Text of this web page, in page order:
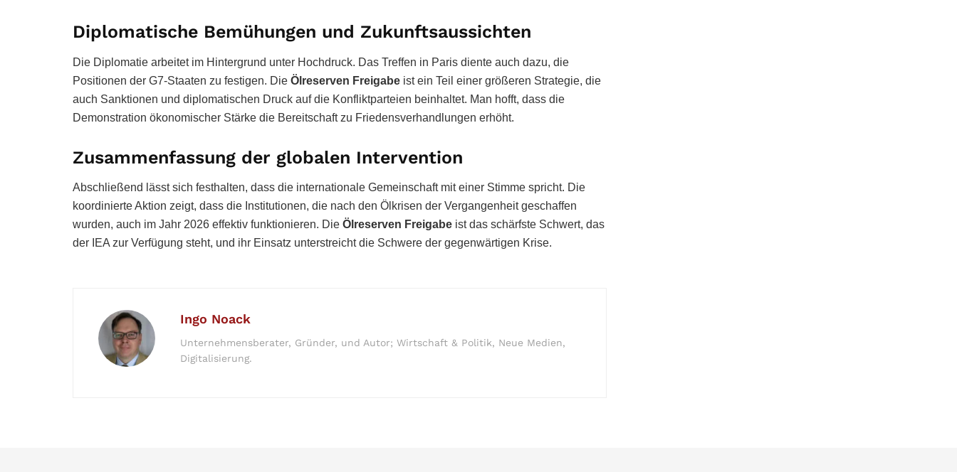
Diplomatische Bemühungen und Zukunftsaussichten
Die Diplomatie arbeitet im Hintergrund unter Hochdruck. Das Treffen in Paris diente auch dazu, die
Positionen der G7-Staaten zu festigen. Die Ölreserven Freigabe ist ein Teil einer größeren Strategie, die
auch Sanktionen und diplomatischen Druck auf die Konfliktparteien beinhaltet. Man hofft, dass die
Demonstration ökonomischer Stärke die Bereitschaft zu Friedensverhandlungen erhöht.
Zusammenfassung der globalen Intervention
Abschließend lässt sich festhalten, dass die internationale Gemeinschaft mit einer Stimme spricht. Die
koordinierte Aktion zeigt, dass die Institutionen, die nach den Ölkrisen der Vergangenheit geschaffen
wurden, auch im Jahr 2026 effektiv funktionieren. Die Ölreserven Freigabe ist das schärfste Schwert, das
der IEA zur Verfügung steht, und ihr Einsatz unterstreicht die Schwere der gegenwärtigen Krise.
Ingo Noack
Unternehmensberater, Gründer, und Autor; Wirtschaft & Politik, Neue Medien,
Digitalisierung.